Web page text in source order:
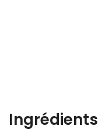
Ingrédients